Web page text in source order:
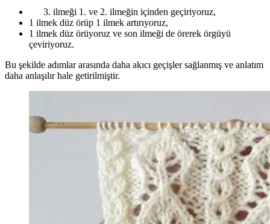
ilmeği 1. ve 2. ilmeğin içinden geçiriyoruz,
1 ilmek düz örüp 1 ilmek artırıyoruz,
1 ilmek düz örüyoruz ve son ilmeği de örerek örgüyü
çeviriyoruz.
Bu şekilde adımlar arasında daha akıcı geçişler sağlanmış ve anlatım
daha anlaşılır hale getirilmiştir.